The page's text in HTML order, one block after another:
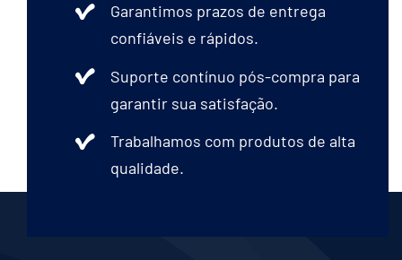
Garantimos prazos de entrega
confiáveis e rápidos.
Suporte contínuo pós-compra para
garantir sua satisfação.
Trabalhamos com produtos de alta
qualidade.